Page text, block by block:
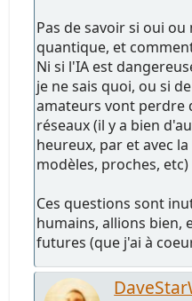
Pas de savoir si oui
quantique, et
Ni si l'IA est
je ne sais quoi, ou si
amateurs vont perdre
réseaux (il y a bien
heureux, par et avec
modèles, proches, etc)
Ces questions sont
humains, allions bien,
futures (que j'ai à